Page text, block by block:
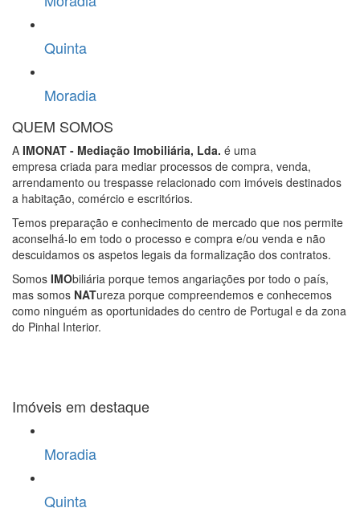
Quinta
Moradia
QUEM SOMOS
A IMONAT - Mediação Imobiliária, Lda. é uma
empresa criada para mediar processos de compra, venda,
arrendamento ou trespasse relacionado com imóveis destinados
a habitação, comércio e escritórios.
Temos preparação e conhecimento de mercado que nos permite
aconselhá-lo em todo o processo e compra e/ou venda e não
descuidamos os aspetos legais da formalização dos contratos.
Somos IMObiliária porque temos angariações por todo o país,
mas somos NATureza porque compreendemos e conhecemos
como ninguém as oportunidades do centro de Portugal e da zona
do Pinhal Interior.
Imóveis em destaque
Moradia
Quinta